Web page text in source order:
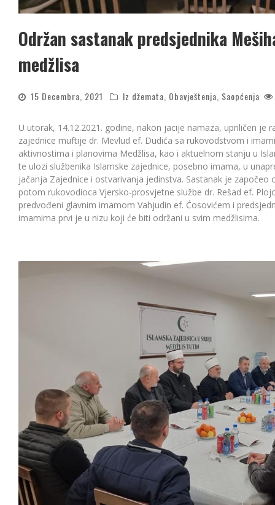
Održan sastanak predsjednika
medžlisa
15 Decembra, 2021 Iz džemata Obavještenja Saopćenja
U utorak, 14.12.2021. godine, nakon jacije namaza, upriličen je
zajednice muftije dr. Mevlud ef. Dudića sa rukovodstvom i
aktivnostima i planovima Medžlisa, kao i aktuelnom stanju u
te ulozi službenika Islamske zajednice, posebno imama, u
jačanja Zajednice i ostvarivanja jedinstva. Sastanak je
potom rukovodioca Vjersko-prosvjetne službe dr. Rešad ef.
predvođeni glavnim imamom Vahjudin ef. Ćosovićem i
imamima prvi je u nizu koji će biti održani u svim medžlisima.